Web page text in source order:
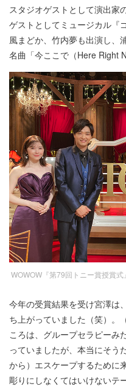
スタジオゲストとして演出家
ゲストとしてミュージカル『
風まどか、竹内夢も出演し、
名曲「今ここで（Here Right
WOWOW『第79回トニー賞授賞
今年の受賞結果を受け宮澤は
ち上がっていました（笑）。
ころは、グループセラピーみ
っていましたが、本当にそう
から）エスケープするために
彫りにしなくてはいけないテ